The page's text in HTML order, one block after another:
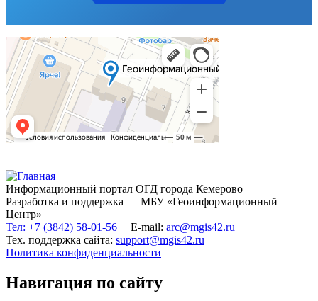
Информационный портал ОГД города Кемерово
Разработка и поддержка — МБУ «Геоинформационный
Центр»
Тел: +7 (3842) 58-01-56 | E-mail: arc@mgis42.ru
Тех. поддержка сайта: support@mgis42.ru
Политика конфиденциальности
Навигация по сайту